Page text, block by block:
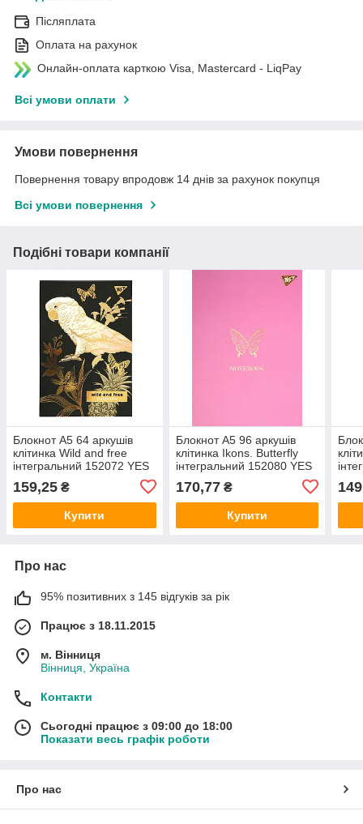
Післяплата
Оплата на рахунок
Онлайн-оплата карткою Visa, Mastercard - LiqPay
Всі умови оплати
Умови повернення
Повернення товару впродовж 14 днів за рахунок покупця
Всі умови повернення
Подібні товари компанії
Блокнот A5 64 аркушів
клітинка Wild and free
інтегральний 152072 YES
159,25 ₴
Купити
Блокнот A5 96 аркушів
клітинка Ikons. Butterfly
інтегральний 152080 YES
170,77₴
Купити
Про нас
95% позитивних з 145 відгуків за рік
Працює з 18.11.2015
м. Вінниця
Вінниця, Україна
Контакти
Сьогодні працює з 09:00 до 18:00
Показати весь графік роботи
Про нас